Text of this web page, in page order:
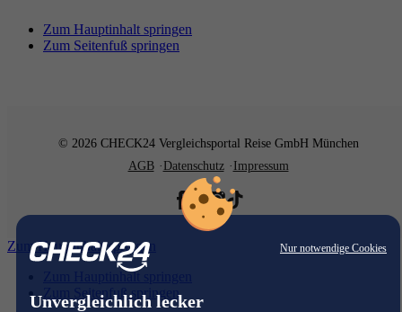
Nur notwendige Cookies
Unvergleichlich lecker
Zum Hauptinhalt springen
Zum Seitenfuß springen
© 2026 CHECK24 Vergleichsportal Reise GmbH München
AGB
Datenschutz Impressum
Zum Hauptinhalt springen
Zum Hauptinhalt springen
Zum Seitenfuß springen